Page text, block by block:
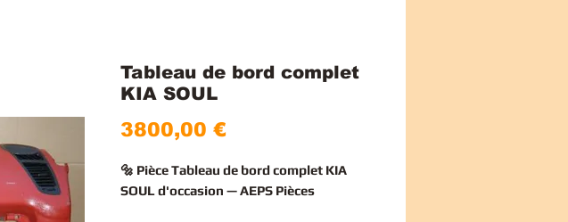
Tableau de bord complet
KIA SOUL
3800,00 €Precio
🔩 Pièce Tableau de bord complet KIA
SOUL d'occasion — AEPS Pièces